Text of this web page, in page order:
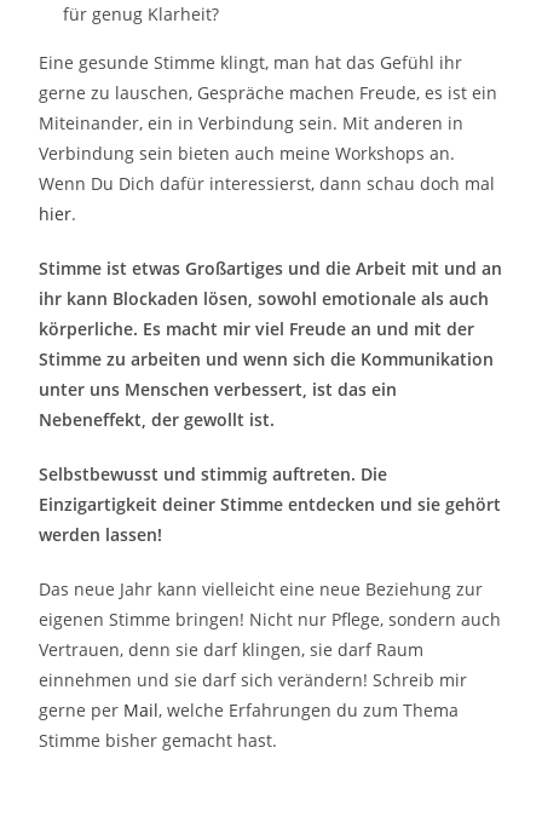
für genug Klarheit?
Eine gesunde Stimme klingt, man hat das Gefühl ihr
gerne zu lauschen, Gespräche machen Freude, es ist ein
Miteinander, ein in Verbindung sein. Mit anderen in
Verbindung sein bieten auch meine Workshops an.
Wenn Du Dich dafür interessierst, dann schau doch mal
hier.
Stimme ist etwas Großartiges und die Arbeit mit und an
ihr kann Blockaden lösen, sowohl emotionale als auch
körperliche. Es macht mir viel Freude an und mit der
Stimme zu arbeiten und wenn sich die Kommunikation
unter uns Menschen verbessert, ist das ein
Nebeneffekt, der gewollt ist.
Selbstbewusst und stimmig auftreten. Die
Einzigartigkeit deiner Stimme entdecken und sie gehört
werden lassen!
Das neue Jahr kann vielleicht eine neue Beziehung zur
eigenen Stimme bringen! Nicht nur Pflege, sondern auch
Vertrauen, denn sie darf klingen, sie darf Raum
einnehmen und sie darf sich verändern! Schreib mir
gerne per Mail, welche Erfahrungen du zum Thema
Stimme bisher gemacht hast.